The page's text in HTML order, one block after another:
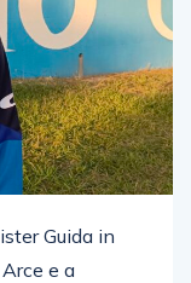
Guida in
e a